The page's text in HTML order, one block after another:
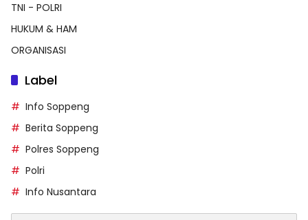
TNI - POLRI
HUKUM & HAM
ORGANISASI
Label
Info Soppeng
Berita Soppeng
Polres Soppeng
Polri
Info Nusantara